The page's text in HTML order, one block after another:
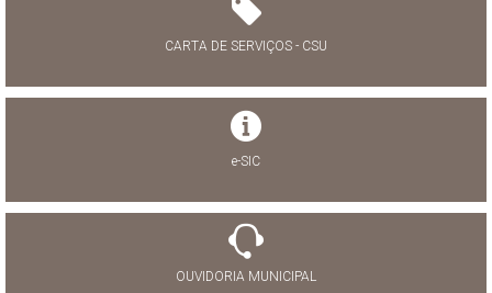
CARTA DE SERVIÇOS - CSU
e-SIC
OUVIDORIA MUNICIPAL